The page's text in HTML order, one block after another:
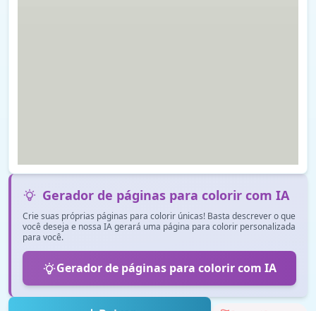
Gerador de páginas para colorir com IA
Crie suas próprias páginas para colorir únicas! Basta descrever o que
você deseja e nossa IA gerará uma página para colorir personalizada
para você.
Gerador de páginas para colorir com IA